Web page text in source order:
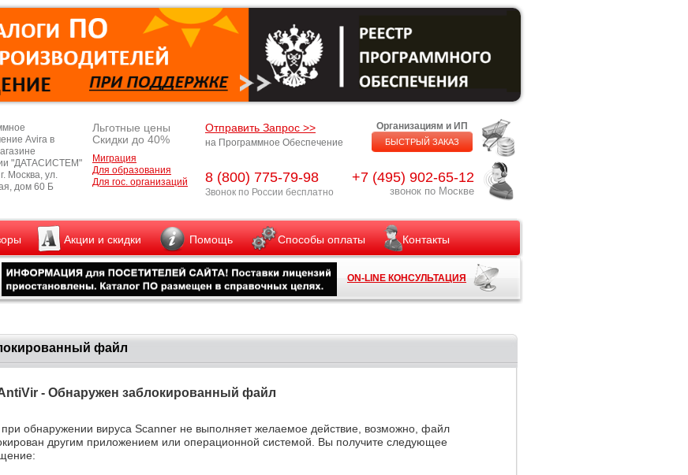
Avira в
"ДАТАСИСТЕМ"
Москва, ул.
дом 60 Б
Льготные цены
Скидки до 40%
Миграция
Для образования
Для гос. организаций
Отправить Запрос >>
на Программное Обеспечение
8 (800) 775-79-98
Звонок по России бесплатно
Организациям и ИП
БЫСТРЫЙ ЗАКАЗ
+7 (495) 902-65-12
звонок по Москве
Акции и скидки Помощь Способы оплаты Контакты
ON-LINE КОНСУЛЬТАЦИЯ
файл
- Обнаружен заблокированный файл
обнаружении вируса Scanner не выполняет желаемое действие, возможно, файл
другим приложением или операционной системой. Вы получите следующее